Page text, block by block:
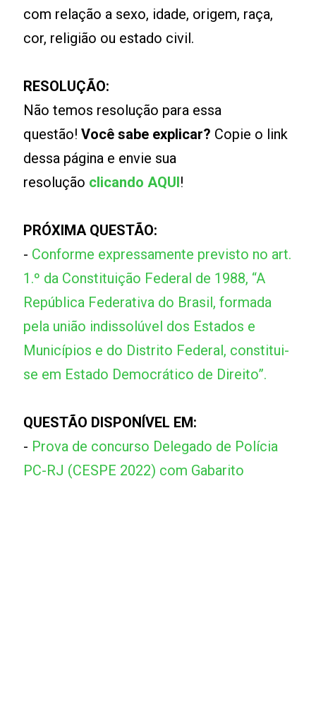
com relação a sexo, idade, origem, raça,
cor, religião ou estado civil.
RESOLUÇÃO:
Não temos resolução para essa
questão!Você sabe explicar? Copie o link
dessa página e envie sua
resolução clicando AQUI!
PRÓXIMA QUESTÃO:
- Conforme expressamente previsto no art.
1.º da Constituição Federal de 1988, “A
República Federativa do Brasil, formada
pela união indissolúvel dos Estados e
Municípios e do Distrito Federal, constitui-
se em Estado Democrático de Direito”.
QUESTÃO DISPONÍVEL EM:
- Prova de concurso Delegado de Polícia
PC-RJ (CESPE 2022) com Gabarito